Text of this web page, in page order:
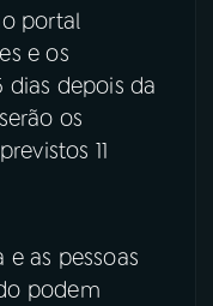
portal
e os
dias depois da
os
11
as pessoas
podem